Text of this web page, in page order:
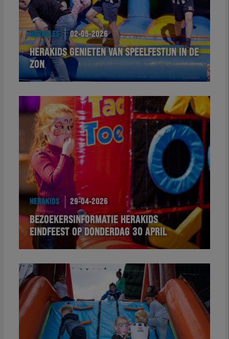
HERACLES 02-05-2026
HERAKIDS GENIETEN VAN SPEELFESTIJN IN DE
ZON
HERAKIDS 29-04-2026
BEZOEKERSINFORMATIE HERAKIDS
EINDFEEST OP DONDERDAG 30 APRIL